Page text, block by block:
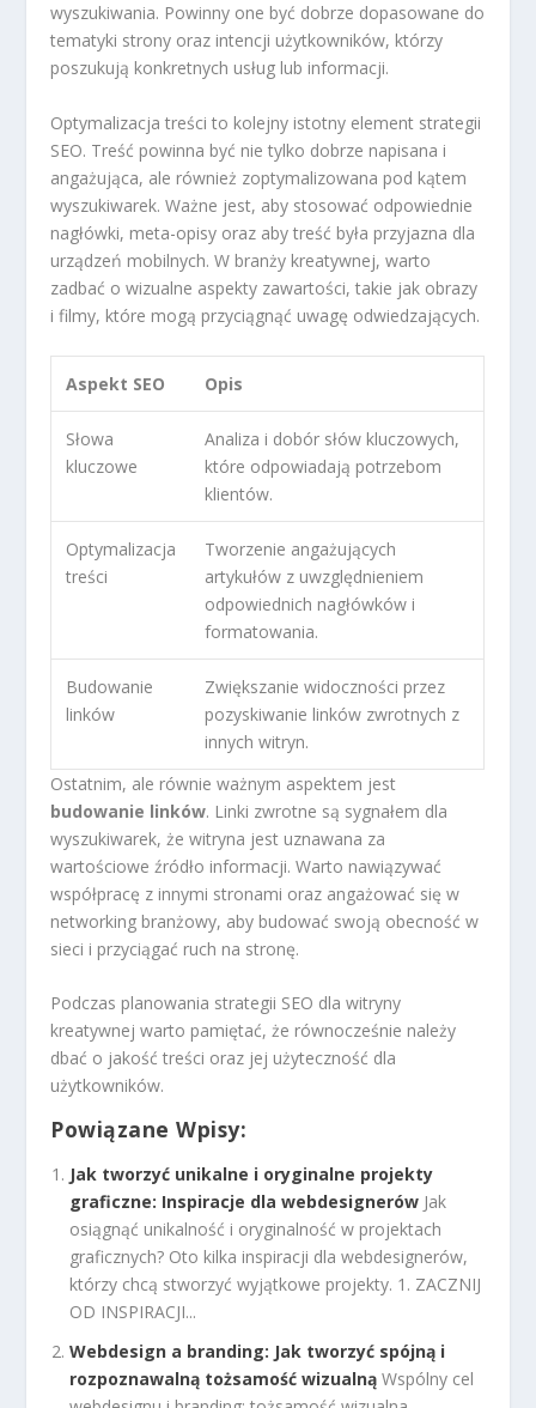
wyszukiwania. Powinny one być dobrze dopasowane do
tematyki strony oraz intencji użytkowników, którzy
poszukują konkretnych usług lub informacji.
Optymalizacja treści to kolejny istotny element strategii
SEO. Treść powinna być nie tylko dobrze napisana i
angażująca, ale również zoptymalizowana pod kątem
wyszukiwarek. Ważne jest, aby stosować odpowiednie
nagłówki, meta-opisy oraz aby treść była przyjazna dla
urządzeń mobilnych. W branży kreatywnej, warto
zadbać o wizualne aspekty zawartości, takie jak obrazy
i filmy, które mogą przyciągnąć uwagę odwiedzających.
Aspekt SEO Opis
Słowa
kluczowe
Analiza i dobór słów kluczowych,
które odpowiadają potrzebom
klientów.
Optymalizacja
treści
Tworzenie angażujących
artykułów z uwzględnieniem
odpowiednich nagłówków i
formatowania.
Budowanie
linków
Zwiększanie widoczności przez
pozyskiwanie linków zwrotnych z
innych witryn.
Ostatnim, ale równie ważnym aspektem jest
budowanie linków. Linki zwrotne są sygnałem dla
wyszukiwarek, że witryna jest uznawana za
wartościowe źródło informacji. Warto nawiązywać
współpracę z innymi stronami oraz angażować się w
networking branżowy, aby budować swoją obecność w
sieci i przyciągać ruch na stronę.
Podczas planowania strategii SEO dla witryny
kreatywnej warto pamiętać, że równocześnie należy
dbać o jakość treści oraz jej użyteczność dla
użytkowników.
Powiązane Wpisy:
Jak tworzyć unikalne i oryginalne projekty
graficzne: Inspiracje dla webdesignerów Jak
osiągnąć unikalność i oryginalność w projektach
graficznych? Oto kilka inspiracji dla webdesignerów,
którzy chcą stworzyć wyjątkowe projekty. 1. ZACZNIJ
OD INSPIRACJI...
Webdesign a branding: Jak tworzyć spójną i
rozpoznawalną tożsamość wizualną Wspólny cel